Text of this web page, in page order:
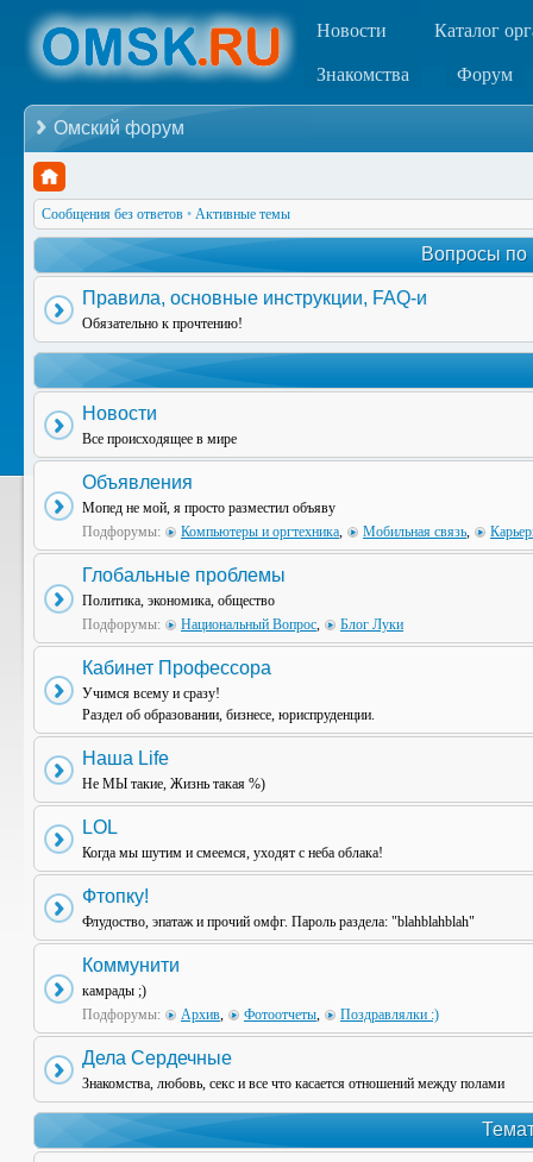
Новости Каталог
Знакомства Форум
Омский форум
Сообщения без ответов • Активные темы
Вопросы по
Правила, основные инструкции, FAQ-и
Обязательно к прочтению!
Новости
Все происходящее в мире
Объявления
Мопед не мой, я просто разместил объяву
Подфорумы:
Компьютеры и оргтехника, Мобильная связь,
Глобальные проблемы
Политика, экономика, общество
Подфорумы:
Национальный Вопрос, Блог Луки
Кабинет Профессора
Учимся всему и сразу!
Раздел об образовании, бизнесе, юриспруденции.
Наша Life
Не МЫ такие, Жизнь такая %)
LOL
Когда мы шутим и смеемся, уходят с неба облака!
Фтопку!
Флудоство, эпатаж и прочий омфг. Пароль раздела: "blahblahblah"
Коммунити
камрады ;)
Подфорумы:
Архив, Фотоотчеты, Поздравлялки :)
Дела Сердечные
Знакомства, любовь, секс и все что касается отношений между полами